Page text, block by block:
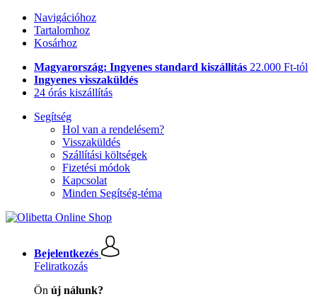
Navigációhoz
Tartalomhoz
Kosárhoz
Magyarország: Ingyenes standard kiszállítás 22.000 Ft-tól
Ingyenes visszaküldés
24 órás kiszállítás
Segítség
Hol van a rendelésem?
Visszaküldés
Szállítási költségek
Fizetési módok
Kapcsolat
Minden Segítség-téma
Bejelentkezés
Feliratkozás
Ön új nálunk?